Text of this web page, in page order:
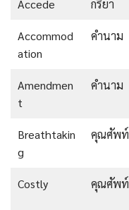
Accede
กริยา
Accommod
ation
คำนาม
Amendmen
t
คำนาม
Breathtakin
g
คุณศัพท์
Costly คุณศัพท์